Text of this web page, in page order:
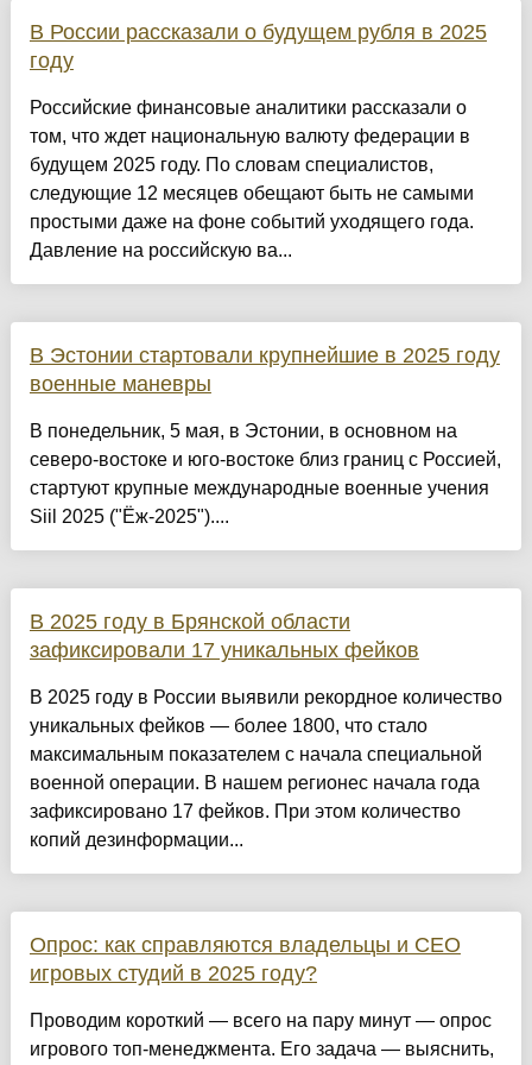
В России рассказали о будущем рубля в 2025
году
Российские финансовые аналитики рассказали о
том, что ждет национальную валюту федерации в
будущем 2025 году. По словам специалистов,
следующие 12 месяцев обещают быть не самыми
простыми даже на фоне событий уходящего года.
Давление на российскую ва...
В Эстонии стартовали крупнейшие в 2025 году
военные маневры
В понедельник, 5 мая, в Эстонии, в основном на
северо-востоке и юго-востоке близ границ с Россией,
стартуют крупные международные военные учения
Siil 2025 ("Ёж-2025")....
В 2025 году в Брянской области
зафиксировали 17 уникальных фейков
В 2025 году в России выявили рекордное количество
уникальных фейков — более 1800, что стало
максимальным показателем с начала специальной
военной операции. В нашем регионес начала года
зафиксировано 17 фейков. При этом количество
копий дезинформации...
Опрос: как справляются владельцы и CEO
игровых студий в 2025 году?
Проводим короткий — всего на пару минут — опрос
игрового топ-менеджмента. Его задача — выяснить,